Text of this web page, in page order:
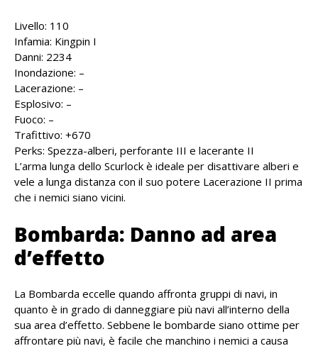
Livello: 110
Infamia: Kingpin I
Danni: 2234
Inondazione: –
Lacerazione: –
Esplosivo: –
Fuoco: –
Trafittivo: +670
Perks: Spezza-alberi, perforante III e lacerante II
L’arma lunga dello Scurlock è ideale per disattivare alberi e
vele a lunga distanza con il suo potere Lacerazione II prima
che i nemici siano vicini.
Bombarda: Danno ad area
d’effetto
La Bombarda eccelle quando affronta gruppi di navi, in
quanto è in grado di danneggiare più navi all’interno della
sua area d’effetto. Sebbene le bombarde siano ottime per
affrontare più navi, è facile che manchino i nemici a causa